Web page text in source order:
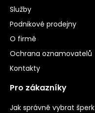
Služby
Podnikové prodejny
O firmě
Ochrana oznamovatelů
Kontakty
Pro zákazníky
Jak správně vybrat šperk